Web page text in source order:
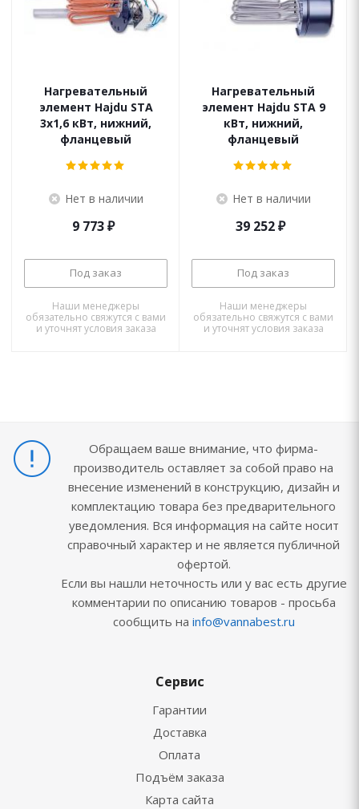
Нагревательный
элемент Hajdu STA
3х1,6 кВт, нижний,
фланцевый
Нет в наличии
9 773₽
Под заказ
Наши менеджеры
обязательно свяжутся с вами
и уточнят условия заказа
Нагревательный
элемент Hajdu STA 9
кВт, нижний,
фланцевый
Нет в наличии
39 252₽
Под заказ
Наши менеджеры
обязательно свяжутся с вами
и уточнят условия заказа
Обращаем ваше внимание, что фирма-
производитель оставляет за собой право на
внесение изменений в конструкцию, дизайн и
комплектацию товара без предварительного
уведомления. Вся информация на сайте носит
справочный характер и не является публичной
офертой.
Если вы нашли неточность или у вас есть другие
комментарии по описанию товаров - просьба
сообщить на info@vannabest.ru
Сервис
Гарантии
Доставка
Оплата
Подъём заказа
Карта сайта